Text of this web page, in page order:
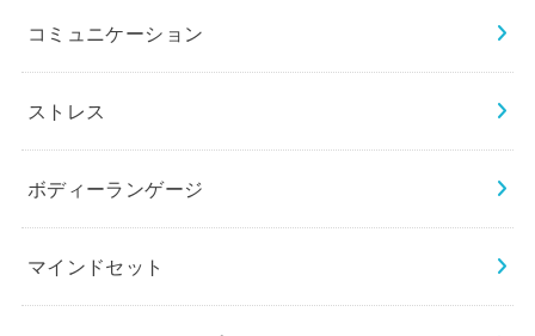
コミュニケーション
ストレス
ボディーランゲージ
マインドセット